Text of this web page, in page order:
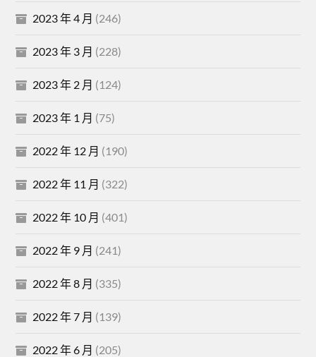
2023 年 4 月 (246)
2023 年 3 月 (228)
2023 年 2 月 (124)
2023 年 1 月 (75)
2022 年 12 月 (190)
2022 年 11 月 (322)
2022 年 10 月 (401)
2022 年 9 月 (241)
2022 年 8 月 (335)
2022 年 7 月 (139)
2022 年 6 月 (205)